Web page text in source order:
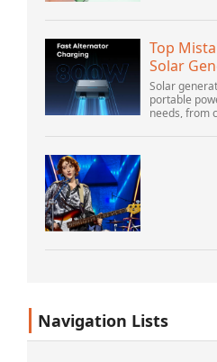
Top
Solar
Solar
portable
needs, from
increases,
Navigation Lists